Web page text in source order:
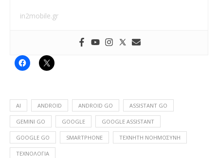
in2mobile.gr
AI ANDROID ANDROID GO ASSISTANT GO
GEMINI GO GOOGLE GOOGLE ASSISTANT
GOOGLE GO SMARTPHONE ΤΕΧΝΗΤΉ ΝΟΗΜΟΣΎΝΗ
ΤΕΧΝΟΛΟΓΙΑ